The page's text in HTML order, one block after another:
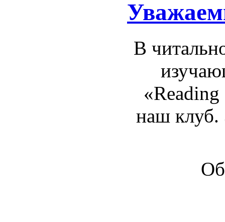
В
наш клуб.